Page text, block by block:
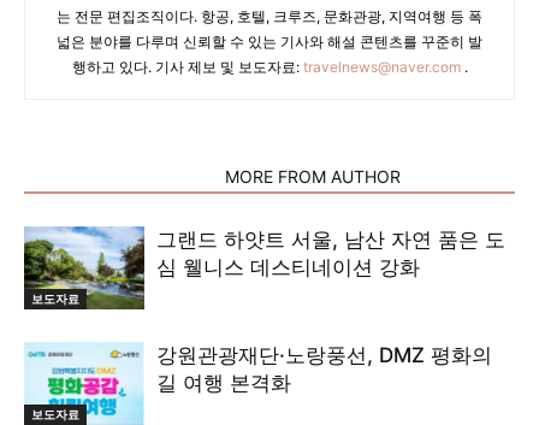
는 전문 편집조직이다. 항공, 호텔, 크루즈, 문화관광, 지역여행 등 폭
넓은 분야를 다루며 신뢰할 수 있는 기사와 해설 콘텐츠를 꾸준히 발
행하고 있다. 기사 제보 및 보도자료: travelnews@naver.com.
MORE FROM AUTHOR
보도자료
그랜드 하얏트 서울, 남산 자연 품은 도
심 웰니스 데스티네이션 강화
보도자료
강원관광재단·노랑풍선, DMZ 평화의
길 여행 본격화